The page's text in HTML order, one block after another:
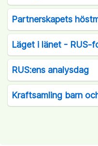
Partnerskapets
Läget i länet - RUS-
RUS:ens analysdag
Kraftsamling barn